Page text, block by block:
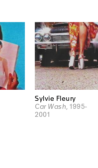
Sylvie Fleury
Car Wash , 1995-
2001